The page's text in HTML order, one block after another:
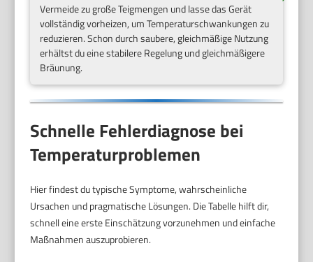
Vermeide zu große Teigmengen und lasse das Gerät
vollständig vorheizen, um Temperaturschwankungen zu
reduzieren. Schon durch saubere, gleichmäßige Nutzung
erhältst du eine stabilere Regelung und gleichmäßigere
Bräunung.
Schnelle Fehlerdiagnose bei
Temperaturproblemen
Hier findest du typische Symptome, wahrscheinliche
Ursachen und pragmatische Lösungen. Die Tabelle hilft dir,
schnell eine erste Einschätzung vorzunehmen und einfache
Maßnahmen auszuprobieren.